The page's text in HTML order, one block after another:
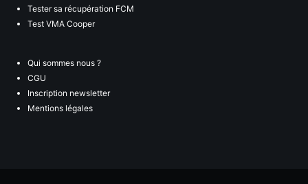
Tester sa récupération FCM
Test VMA Cooper
Qui sommes nous ?
CGU
Inscription newsletter
Mentions légales